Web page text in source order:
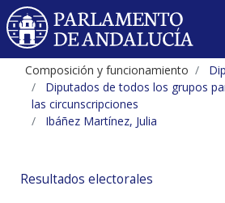
Composición y funcionamiento
Diputados de todos los grupos
las circunscripciones
Ibáñez Martínez, Julia
Resultados electorales